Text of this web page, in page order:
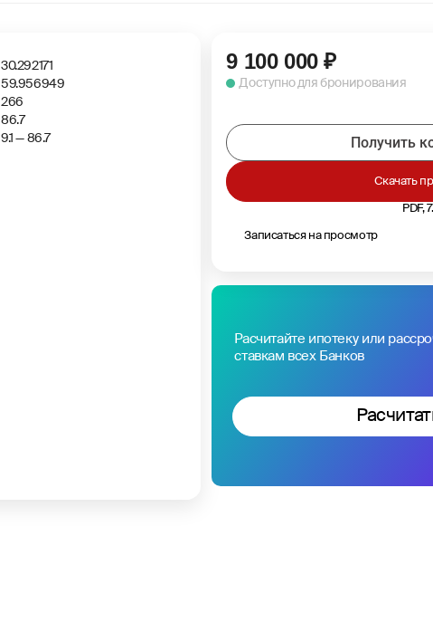
30.292171
59.956949
266
86.7
9.1 — 86.7
9 100 000 ₽
Доступно для бронирования
Записаться на просмотр
PDF,
Скачать
Получить
Расчитайте ипотеку или
ставкам всех Банков